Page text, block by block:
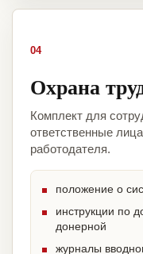
04
Охрана
Комплект для
ответственные
работодателя.
положение о
инструкции по
донерной
журналы